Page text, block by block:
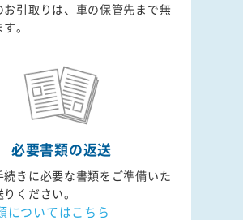
お引取りは、車の保管先まで無
。
必要書類の返送
続きに必要な書類をご準備いた
ください。
についてはこちら